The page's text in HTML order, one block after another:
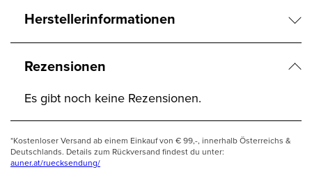
Herstellerinformationen
Rezensionen
Es gibt noch keine Rezensionen.
*Kostenloser Versand ab einem Einkauf von € 99,-, innerhalb Österreichs &
Deutschlands. Details zum Rückversand findest du unter:
auner.at/ruecksendung/